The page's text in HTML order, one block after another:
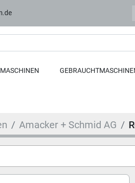
Amacker + Schmid AG